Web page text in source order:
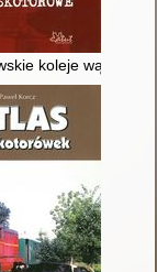
koleje